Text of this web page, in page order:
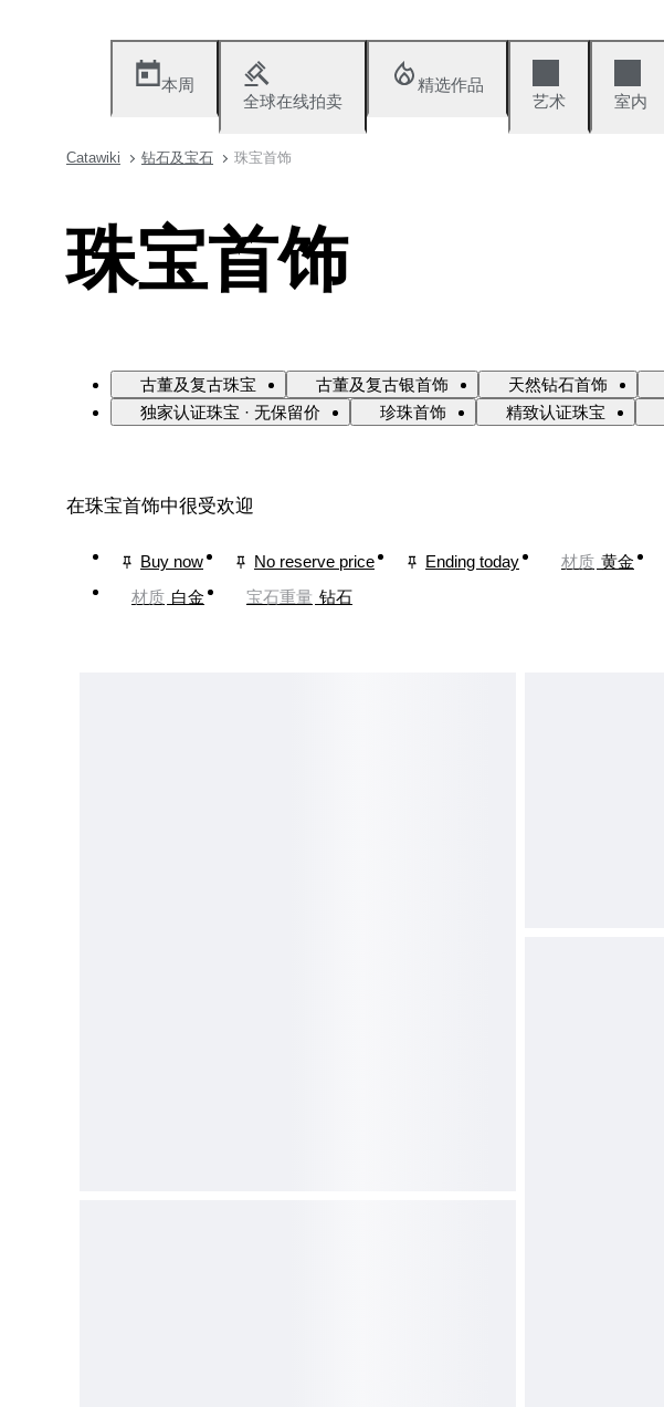
本周
全球在线拍卖
精选作品
艺术
室内
Catawiki 钻石及宝石 珠宝首饰
珠宝首饰
古董及复古珠宝 古董及复古银首饰 天然钻石首饰
独家认证珠宝 · 无保留价
珍珠首饰 精致认证珠宝
在珠宝首饰中很受欢迎
Buy now No reserve price Ending today 材质 黄金
材质 白金 宝石重量 钻石